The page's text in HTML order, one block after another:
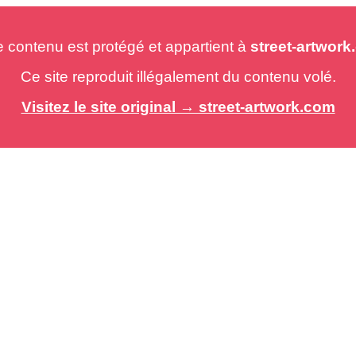
est protégé et appartient à street-
Ce site reproduit illégalement du contenu volé.
Visitez le site original → street-artwork.com